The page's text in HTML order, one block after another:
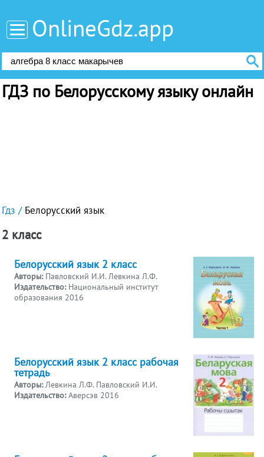
OnlineGdz.app
ГДЗ по Белорусскому языку онлайн
Гдз Белорусский язык
2 класс
Белорусский язык 2 класс
Авторы: Павловский И.И. Левкина Л.Ф.
Издательство: Национальный институт
образования 2016
Белорусский язык 2 класс рабочая
тетрадь
Авторы:Левкина Л.Ф. Павловский И.И.
Издательство:Аверсэв 2016